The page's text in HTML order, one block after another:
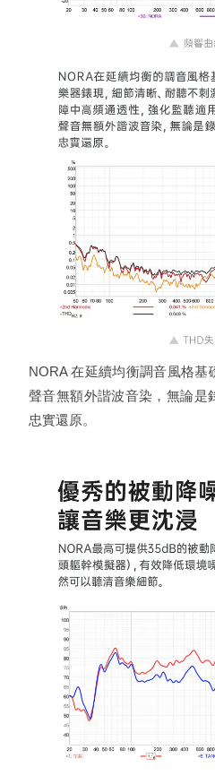
NORA 在延續均衡調音風格基
聲音無額外諧波音染，無論是
忠實還原。